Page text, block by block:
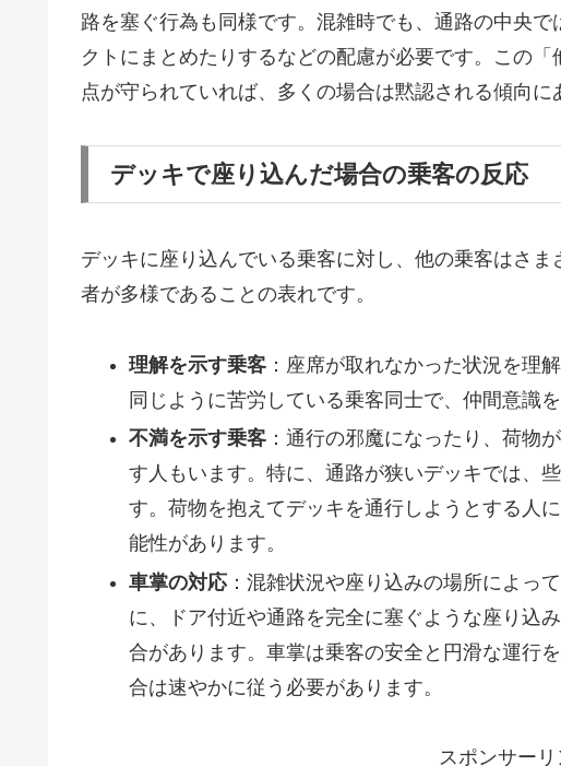
路を塞ぐ行為も同様です。混雑時でも、通路の中央
クトにまとめたりするなどの配慮が必要です。この
点が守られていれば、多くの場合は黙認される傾向に
デッキで座り込んだ場合の乗客の反応
デッキに座り込んでいる乗客に対し、他の乗客はさ
者が多様であることの表れです。
理解を示す乗客：座席が取れなかった状況を理
同じように苦労している乗客同士で、仲間意識
不満を示す乗客：通行の邪魔になったり、荷物
す人もいます。特に、通路が狭いデッキでは、
す。荷物を抱えてデッキを通行しようとする人
能性があります。
車掌の対応：混雑状況や座り込みの場所によっ
に、ドア付近や通路を完全に塞ぐような座り込
合があります。車掌は乗客の安全と円滑な運行
合は速やかに従う必要があります。
スポンサーリ